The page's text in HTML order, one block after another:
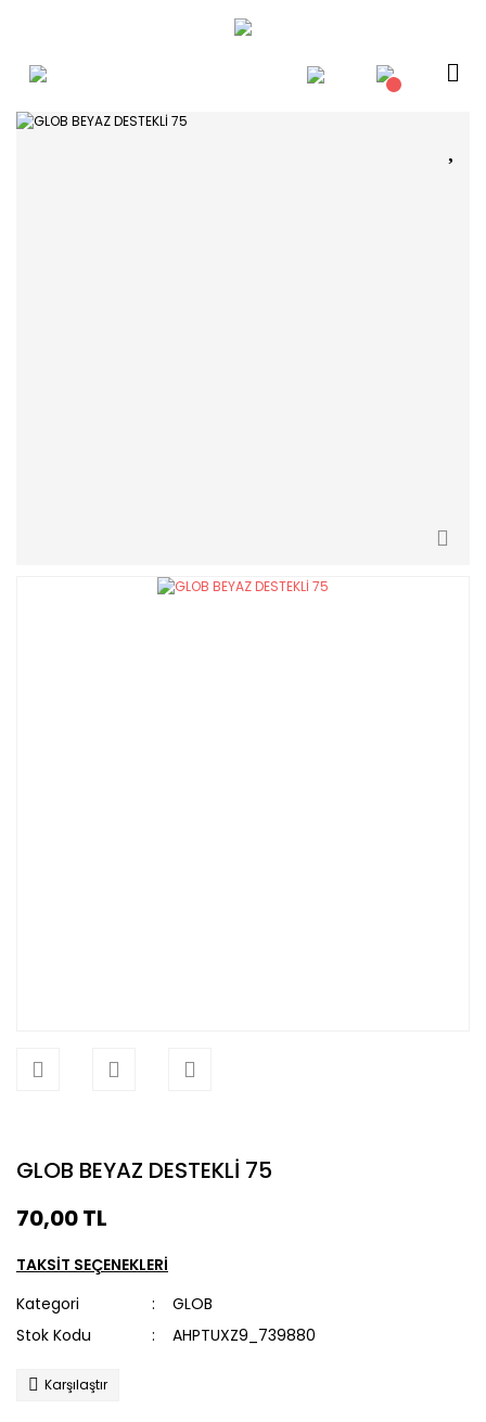
GLOB BEYAZ DESTEKLİ 75
70,00 TL
TAKSİT SEÇENEKLERİ
Kategori
GLOB
Stok Kodu
AHPTUXZ9_739880
Karşılaştır